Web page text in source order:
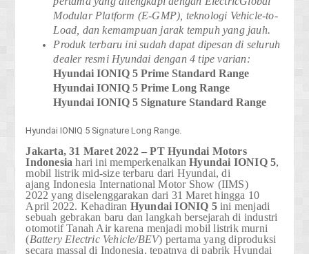
Modular Platform (E-GMP), teknologi Vehicle-to-
Load, dan kemampuan jarak tempuh yang jauh.
Produk terbaru ini sudah dapat dipesan di seluruh
dealer resmi Hyundai dengan 4 tipe varian:
Hyundai IONIQ 5 Prime Standard Range
Hyundai IONIQ 5 Prime Long Range
Hyundai IONIQ 5 Signature Standard Range
Hyundai IONIQ 5 Signature Long Range.
Jakarta, 31 Maret 2022 – PT Hyundai Motors
Indonesia hari ini memperkenalkanHyundai IONIQ 5,
mobil listrik mid-size terbaru dari Hyundai, di
ajang Indonesia International Motor Show (IIMS)
2022 yang diselenggarakan dari 31 Maret hingga 10
April 2022. Kehadiran HyundaiIONIQ 5ini menjadi
sebuah gebrakan baru dan langkah bersejarah di industri
otomotif Tanah Air karena menjadi mobil listrik murni
(Battery Electric Vehicle/BEV) pertama yang diproduksi
secara massal di Indonesia, tepatnya di pabrik Hyundai